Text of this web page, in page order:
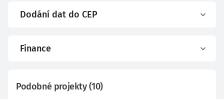
Dodání dat do CEP
Finance
Podobné projekty(10)